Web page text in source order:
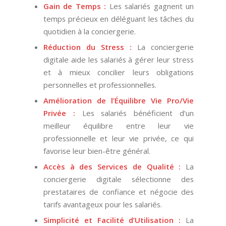
Gain de Temps : Les salariés gagnent un
temps précieux en déléguant les tâches du
quotidien à la conciergerie.
Réduction du Stress : La conciergerie
digitale aide les salariés à gérer leur stress
et à mieux concilier leurs obligations
personnelles et professionnelles.
Amélioration de l’Équilibre Vie Pro/Vie
Privée : Les salariés bénéficient d’un
meilleur équilibre entre leur vie
professionnelle et leur vie privée, ce qui
favorise leur bien-être général.
Accès à des Services de Qualité : La
conciergerie digitale sélectionne des
prestataires de confiance et négocie des
tarifs avantageux pour les salariés.
Simplicité et Facilité d’Utilisation : La